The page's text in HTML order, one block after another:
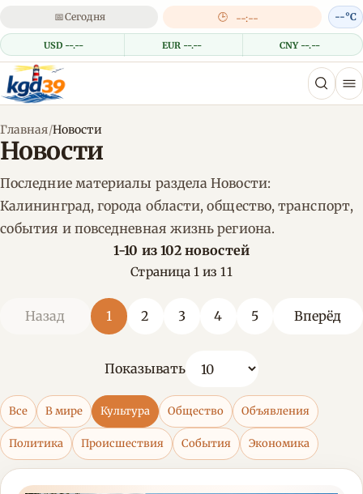
📅Сегодня 🕒 --:--
USD --.-- EUR --.-- CNY --.--
--°C
Главная/Новости
Новости
Последние материалы раздела Новости:
Калининград, города области, общество, транспорт,
события и повседневная жизнь региона.
1-10 из 102 новостей
Страница 1 из 11
Назад 1 2 3 4 5 Вперёд
Показывать
Все В мире Культура Общество Объявления
Политика Происшествия События Экономика